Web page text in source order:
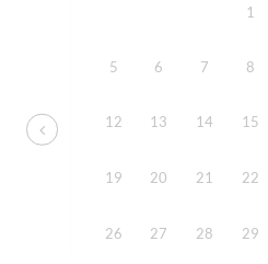
1
5 6 7 8
12 13 14 15
19 20 21 22
26 27 28 29